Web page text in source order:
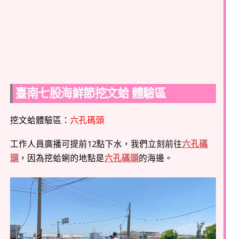
臺南七股海鮮節挖文蛤 體驗區
挖文蛤體驗區： 六孔碼頭
工作人員廣播可提前12點下水，我們立刻前往六孔碼
頭 ，因為挖蛤蜊的地點是六孔碼頭的海邊。